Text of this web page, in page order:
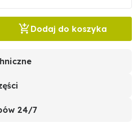
Dodaj do koszyka
24/7